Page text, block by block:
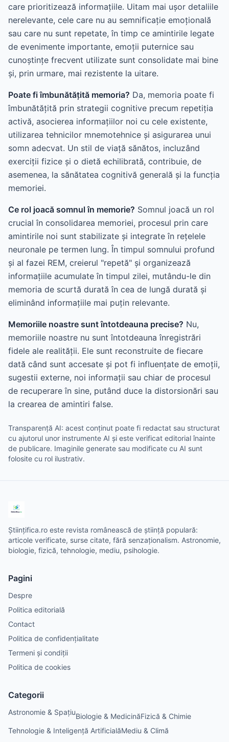
care prioritizează informațiile. Uitam mai ușor detaliile
nerelevante, cele care nu au semnificație emoțională
sau care nu sunt repetate, în timp ce amintirile legate
de evenimente importante, emoții puternice sau
cunoștințe frecvent utilizate sunt consolidate mai bine
și, prin urmare, mai rezistente la uitare.
Poate fi îmbunătățită memoria? Da, memoria poate fi
îmbunătățită prin strategii cognitive precum repetiția
activă, asocierea informațiilor noi cu cele existente,
utilizarea tehnicilor mnemotehnice și asigurarea unui
somn adecvat. Un stil de viață sănătos, incluzând
exerciții fizice și o dietă echilibrată, contribuie, de
asemenea, la sănătatea cognitivă generală și la funcția
memoriei.
Ce rol joacă somnul în memorie? Somnul joacă un rol
crucial în consolidarea memoriei, procesul prin care
amintirile noi sunt stabilizate și integrate în rețelele
neuronale pe termen lung. În timpul somnului profund
și al fazei REM, creierul "repetă" și organizează
informațiile acumulate în timpul zilei, mutându-le din
memoria de scurtă durată în cea de lungă durată și
eliminând informațiile mai puțin relevante.
Memoriile noastre sunt întotdeauna precise? Nu,
memoriile noastre nu sunt întotdeauna înregistrări
fidele ale realității. Ele sunt reconstruite de fiecare
dată când sunt accesate și pot fi influențate de emoții,
sugestii externe, noi informații sau chiar de procesul
de recuperare în sine, putând duce la distorsionări sau
la crearea de amintiri false.
Transparență AI: acest conținut poate fi redactat sau structurat
cu ajutorul unor instrumente AI și este verificat editorial înainte
de publicare. Imaginile generate sau modificate cu AI sunt
folosite cu rol ilustrativ.
Științifica.ro este revista românească de știință populară:
articole verificate, surse citate, fără senzaționalism. Astronomie,
biologie, fizică, tehnologie, mediu, psihologie.
Pagini
Despre
Politica editorială
Contact
Politica de confidențialitate
Termeni și condiții
Politica de cookies
Categorii
Astronomie & SpațiuBiologie & MedicinăFizică & Chimie
Tehnologie & Inteligență ArtificialăMediu & Climă